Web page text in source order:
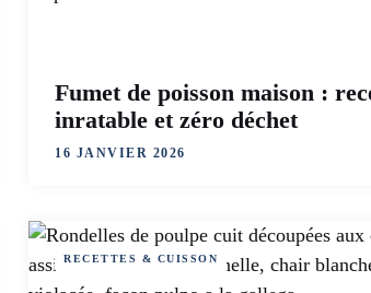
Fumet de poisson maison :
inratable et zéro déchet
16 JANVIER 2026
RECETTES & CUISSON